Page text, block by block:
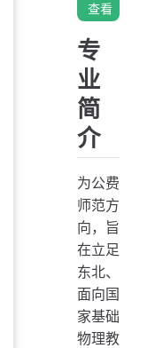
查看
专
业
简
介
为公费
师范方
向，旨
在立足
东北、
面向国
家基础
物理教